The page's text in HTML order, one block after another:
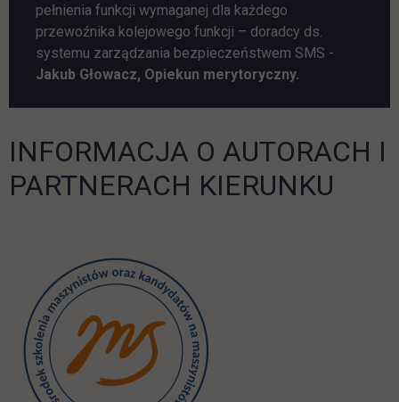
pełnienia funkcji wymaganej dla każdego
przewoźnika kolejowego funkcji – doradcy ds.
systemu zarządzania bezpieczeństwem SMS -
Jakub Głowacz, Opiekun merytoryczny.
INFORMACJA O AUTORACH I
PARTNERACH KIERUNKU